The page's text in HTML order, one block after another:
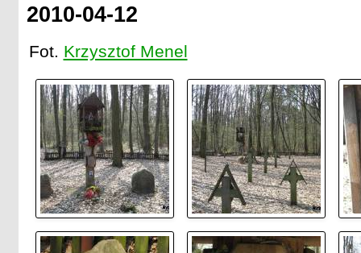
2010-04-12
Fot. Krzysztof Menel